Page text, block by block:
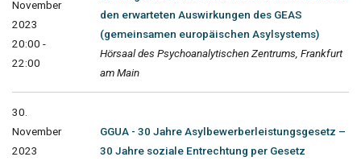
November
2023
20:00 -
22:00
den erwarteten Auswirkungen des GEAS
(gemeinsamen europäischen Asylsystems)
Hörsaal des Psychoanalytischen Zentrums, Frankfurt
am Main
30.
November
2023
GGUA - 30 Jahre Asylbewerberleistungsgesetz –
30 Jahre soziale Entrechtung per Gesetz